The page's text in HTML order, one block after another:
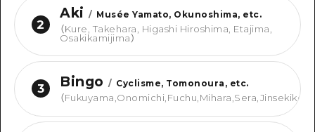
2
Aki / Musée Yamato, Okunoshima, etc.
（Kure, Takehara, Higashi Hiroshima, Etajima,
Osakikamijima）
3 Bingo / Cyclisme, Tomonoura, etc.
（